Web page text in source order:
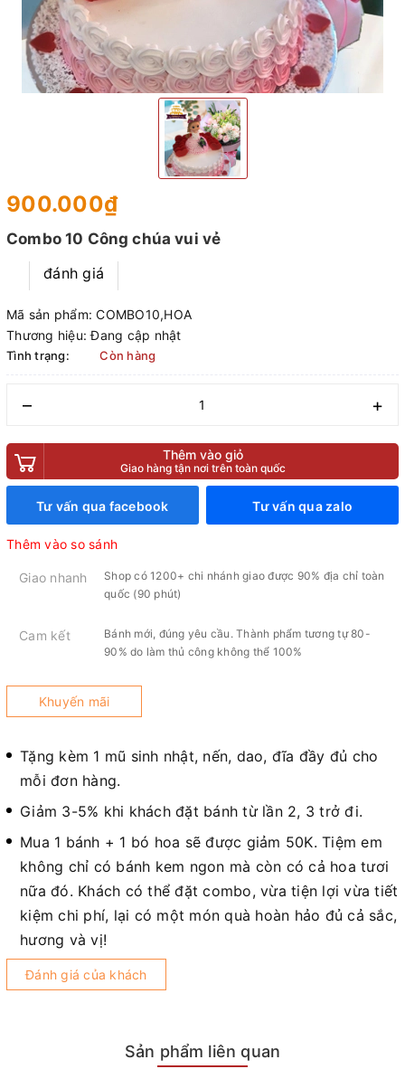
900.000₫
Combo 10 Công chúa vui vẻ
đánh giá
Mã sản phẩm: COMBO10,HOA
Thương hiệu: Đang cập nhật
Tình trạng: Còn hàng
– +
Thêm vào giỏ
Giao hàng tận nơi trên toàn quốc
Tư vấn qua facebook Tư vấn qua zalo
Thêm vào so sánh
Giao nhanh
Shop có 1200+ chi nhánh giao được 90% địa chỉ toàn
quốc (90 phút)
Cam kết
Bánh mới, đúng yêu cầu. Thành phẩm tương tự 80-
90% do làm thủ công không thể 100%
Khuyến mãi
Tặng kèm 1 mũ sinh nhật, nến, dao, đĩa đầy đủ cho
mỗi đơn hàng.
Giảm 3-5% khi khách đặt bánh từ lần 2, 3 trở đi.
Mua 1 bánh + 1 bó hoa sẽ được giảm 50K. Tiệm em
không chỉ có bánh kem ngon mà còn có cả hoa tươi
nữa đó. Khách có thể đặt combo, vừa tiện lợi vừa tiết
kiệm chi phí, lại có một món quà hoàn hảo đủ cả sắc,
hương và vị!
Đánh giá của khách
Sản phẩm liên quan